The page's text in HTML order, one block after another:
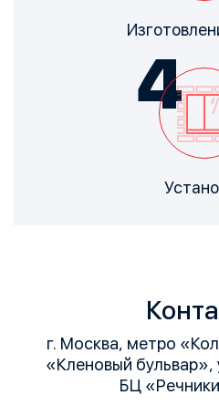
г. Москва, метро
«Кленовый бульвар»,
БЦ